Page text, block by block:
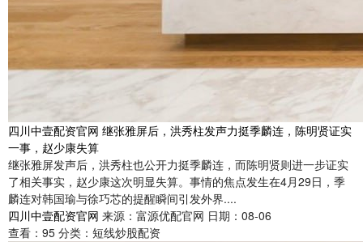
四川中壹配资官网 继张雅屏后，洪秀柱发声力挺季麟连，陈明贤证实
一事，赵少康失算
继张雅屏发声后，洪秀柱也公开力挺季麟连，而陈明贤则进一步证实
了相关事实，赵少康这次明显失算。事情的焦点发生在4月29日，季
麟连对韩国瑜与徐巧芯的提醒瞬间引发外界....
四川中壹配资官网 来源：富源优配官网 日期：08-06
查看： 95 分类： 短线炒股配资